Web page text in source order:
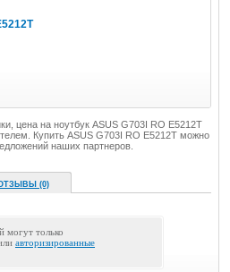
цена на ноутбук ASUS G703I RO E5212T
Купить ASUS G703I RO E5212T можно
наших партнеров.
(0)
могут только
авторизированные